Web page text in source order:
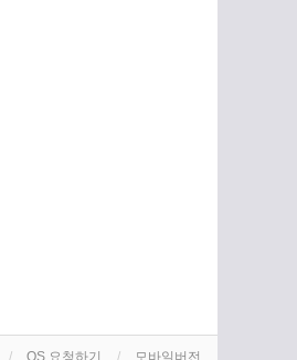
OS 요청하기 모바일버전